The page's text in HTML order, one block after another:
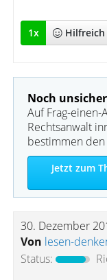
1x Hilfreich
Noch
Auf Frag-
Rechtsanwalt
bestimmen den
Jetzt zum
30. Dezember
Von lesen-
Status: